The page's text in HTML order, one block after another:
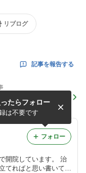
リブログ
記事を報告する
開院しています。 治
てればと思い書いてい
たらフォロー
は不要です
フォロー